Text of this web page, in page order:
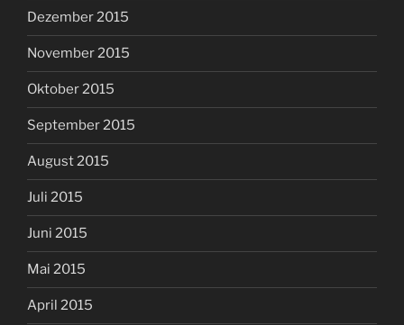
Dezember 2015
November 2015
Oktober 2015
September 2015
August 2015
Juli 2015
Juni 2015
Mai 2015
April 2015